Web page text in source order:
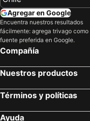
Agregar en Google
Encuentra nuestros resultados
fácilmente: agrega trivago como
fuente preferida en Google.
Compañía
Nuestros productos
Términos y políticas
Ayuda